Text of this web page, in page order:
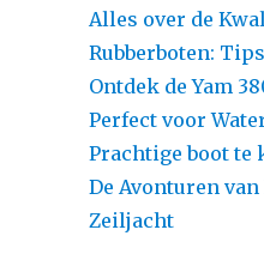
Alles over de
Rubberboten:
Ontdek de Yam
Perfect voor
Prachtige boot te
De Avonturen
Zeiljacht